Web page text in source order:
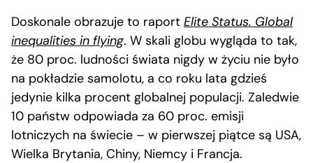
Doskonale obrazuje to raport Elite Status. Global
inequalities in flying. W skali globu wygląda to tak,
że 80 proc. ludności świata nigdy w życiu nie było
na pokładzie samolotu, a co roku lata gdzieś
jedynie kilka procent globalnej populacji. Zaledwie
10 państw odpowiada za 60 proc. emisji
lotniczych na świecie – w pierwszej piątce są USA,
Wielka Brytania, Chiny, Niemcy i Francja.